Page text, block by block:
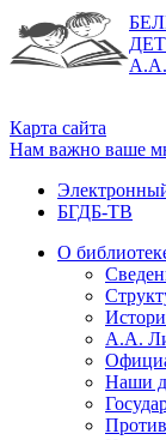
Карта сайта
Нам важно ваше
БГДБ-ТВ
О
А.А.
Наши